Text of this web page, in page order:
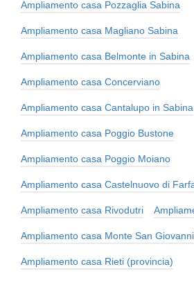
Ampliamento casa Pozzaglia Sabina
Ampliamento casa Magliano Sabina
Ampliamento casa Belmonte in Sabina
Ampliamento casa Concerviano
Ampliamento casa Cantalupo in Sabina
Ampliamento casa Poggio Bustone
Ampliamento casa Poggio Moiano
Ampliamento casa Castelnuovo di
Ampliamento casa Rivodutri
Ampliamento casa Monte San
Ampliamento casa Rieti (provincia)